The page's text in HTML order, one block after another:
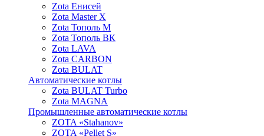
Zota Енисей
Zota Master X
Zota Тополь М
Zota Тополь ВК
Zota LAVA
Zota CARBON
Zota BULAT
Автоматические котлы
Zota BULAT Turbo
Zota MAGNA
Промышленные автоматические котлы
ZOTA «Stahanov»
ZOTA «Pellet S»